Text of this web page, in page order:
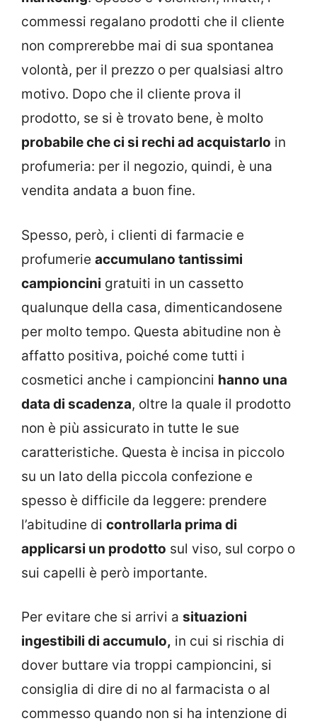
commessi regalano prodotti che il cliente
non comprerebbe mai di sua spontanea
volontà, per il prezzo o per qualsiasi altro
motivo. Dopo che il cliente prova il
prodotto, se si è trovato bene, è molto
probabile che ci si rechi ad acquistarlo in
profumeria: per il negozio, quindi, è una
vendita andata a buon fine.
Spesso, però, i clienti di farmacie e
profumerie accumulano tantissimi
campioncini gratuiti in un cassetto
qualunque della casa, dimenticandosene
per molto tempo. Questa abitudine non è
affatto positiva, poiché come tutti i
cosmetici anche i campioncini hanno una
data di scadenza, oltre la quale il prodotto
non è più assicurato in tutte le sue
caratteristiche. Questa è incisa in piccolo
su un lato della piccola confezione e
spesso è difficile da leggere: prendere
l’abitudine di controllarla prima di
applicarsi un prodotto sul viso, sul corpo o
sui capelli è però importante.
Per evitare che si arrivi a situazioni
ingestibili di accumulo, in cui si rischia di
dover buttare via troppi campioncini, si
consiglia di dire di no al farmacista o al
commesso quando non si ha intenzione di